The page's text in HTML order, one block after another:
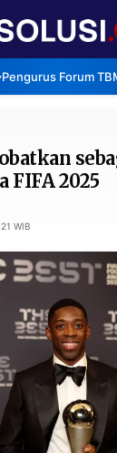
Pengurus Forum
TENTANG
IKLAN
BERITA
WARGA
FIFA 2025
WIB